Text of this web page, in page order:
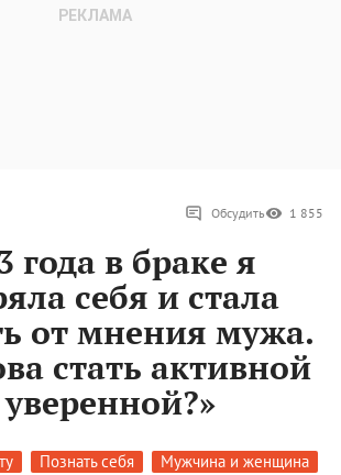
Обсудить 1 855
года в браке я
себя и стала
от мнения мужа.
стать активной
Познать себя Мужчина и женщина